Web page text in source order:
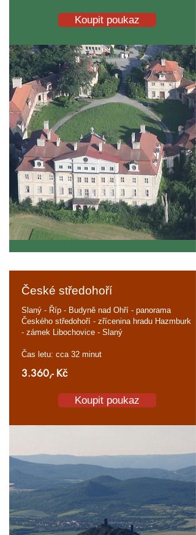
Koupit poukaz
České středohoří
Slaný - Říp - Budyně nad Ohří - panorama
Českého středohoří - zřícenina hradu Hazmburk
- zámek Libochovice - Slaný
Čas letu: cca 32 minut
3.360,- Kč
Koupit poukaz